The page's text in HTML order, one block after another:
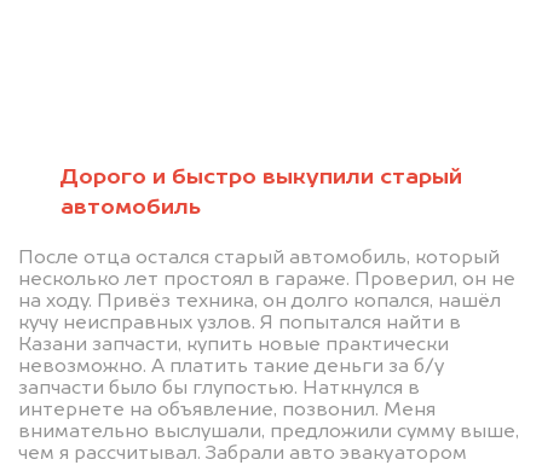
Дорого и быстро выкупили старый
автомобиль
После отца остался старый автомобиль, который
несколько лет простоял в гараже. Проверил, он не
на ходу. Привёз техника, он долго копался, нашёл
кучу неисправных узлов. Я попытался найти в
Казани запчасти, купить новые практически
невозможно. А платить такие деньги за б/у
запчасти было бы глупостью. Наткнулся в
интернете на объявление, позвонил. Меня
внимательно выслушали, предложили сумму выше,
чем я рассчитывал. Забрали авто эвакуатором
БЕСПЛАТНО
автомобиля на разбор.
Мы купим ваше авто на 20.000 руб.
дороже, чем предлагают на
автоаукционах.